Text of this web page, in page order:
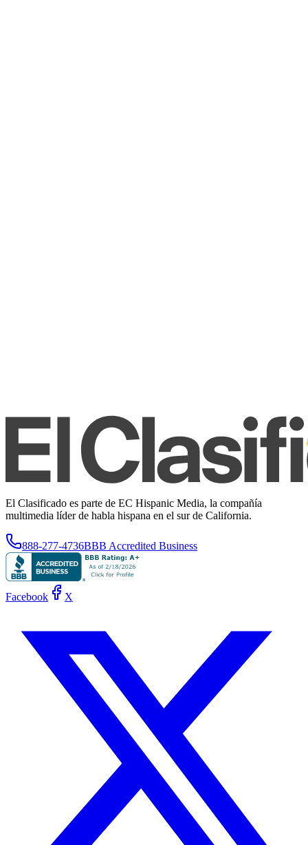
El Clasificado es parte de EC Hispanic Media, la compañía
multimedia líder de habla hispana en el sur de California.
888-277-4736BBB Accredited Business
Facebook X